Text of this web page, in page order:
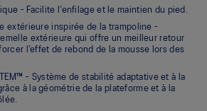
- Facilite l’enfilage et le maintien du pied.
extérieure inspirée de la trampoline -
extérieure qui offre un meilleur retour
l’effet de rebond de la mousse lors des
- Système de stabilité adaptative et à la
à la géométrie de la plateforme et à la